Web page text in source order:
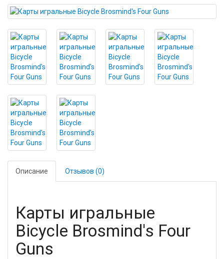
Описание Отзывов (0)
Карты игральные
Bicycle Brosmind's Four
Guns